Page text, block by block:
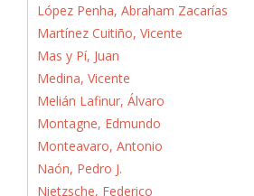
López Penha, Abraham Zacarías
Martínez Cuitiño, Vicente
Mas y Pí, Juan
Medina, Vicente
Melián Lafinur, Álvaro
Montagne, Edmundo
Monteavaro, Antonio
Naón, Pedro J.
Nietzsche, Federico